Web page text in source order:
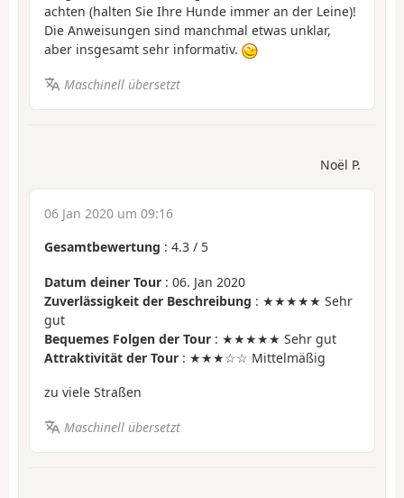
achten (halten Sie Ihre Hunde immer an der Leine)!
Die Anweisungen sind manchmal etwas unklar,
aber insgesamt sehr informativ.
Maschinell übersetzt
Noël P.
06 Jan 2020 um 09:16
Gesamtbewertung : 4.3 / 5
Datum deiner Tour : 06. Jan 2020
Zuverlässigkeit der Beschreibung : ★★★★★ Sehr
gut
Bequemes Folgen der Tour : ★★★★★ Sehr gut
Attraktivität der Tour : ★★★☆☆ Mittelmäßig
zu viele Straßen
Maschinell übersetzt